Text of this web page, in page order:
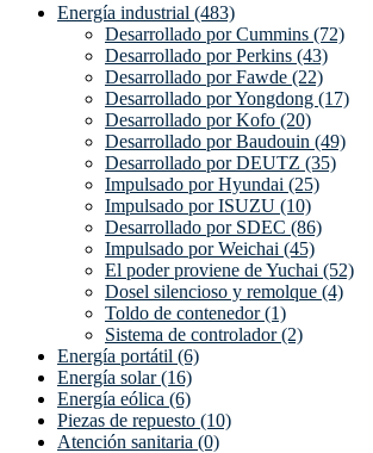
Energía industrial (483)
Desarrollado por Cummins (72)
Desarrollado por Perkins (43)
Desarrollado por Fawde (22)
Desarrollado por Yongdong (17)
Desarrollado por Kofo (20)
Desarrollado por Baudouin (49)
Desarrollado por DEUTZ (35)
Impulsado por Hyundai (25)
Impulsado por ISUZU (10)
Desarrollado por SDEC (86)
Impulsado por Weichai (45)
El poder proviene de Yuchai (52)
Dosel silencioso y remolque (4)
Toldo de contenedor (1)
Sistema de controlador (2)
Energía portátil (6)
Energía solar (16)
Energía eólica (6)
Piezas de repuesto (10)
Atención sanitaria (0)